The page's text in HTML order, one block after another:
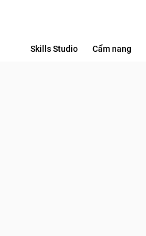
Skills Studio Cẩm nang